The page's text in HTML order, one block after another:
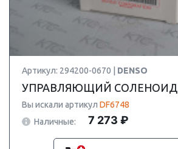
Артикул: 294200-0670 | DENSO
УПРАВЛЯЮЩИЙ СОЛЕНОИД
Вы искали артикул DF6748
Наличные:
7 273 ₽